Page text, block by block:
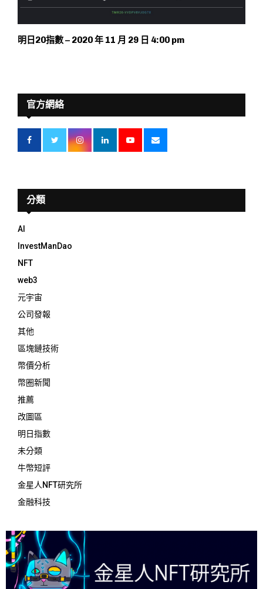
明日20指數 – 2020 年 11 月 29 日 4:00 pm
官方網絡
分類
AI
InvestManDao
NFT
web3
元宇宙
公司發報
其他
區塊鏈技術
幣價分析
幣圈新聞
推薦
改圖區
明日指數
未分類
牛幣短評
金星人NFT研究所
金融科技